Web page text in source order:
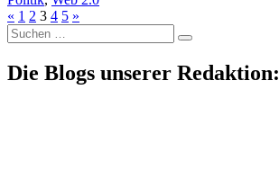
« 1 2 3 4 5 »
Suche
nach:
Die Blogs unserer Redaktion: